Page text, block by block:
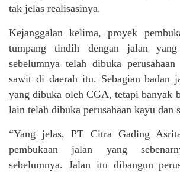
tak jelas realisasinya.
Kejanggalan kelima, proyek
tumpang tindih dengan jalan yang
sebelumnya telah dibuka
sawit di daerah itu. Sebagian badan
yang dibuka oleh CGA, tetapi banyak
lain telah dibuka perusahaan kayu dan
“Yang jelas, PT Citra Gading
pembukaan jalan yang
sebelumnya. Jalan itu dibangun